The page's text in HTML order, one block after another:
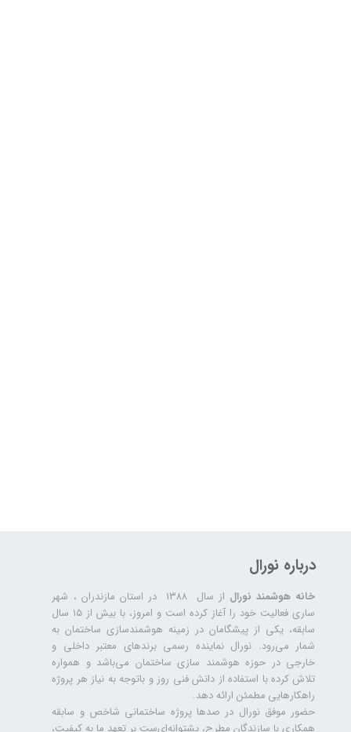
درباره نورال
خانه هوشمند نورال
از سال ۱۳۸۸ در استان مازندران ، شهر
ساری فعالیت خود را آغاز کرده است و امروز، با بیش از ۱۵ سال
سابقه، یکی از پیشگامان در زمینه هوشمندسازی ساختمان به
شمار می‌رود. نورال نماینده رسمی برندهای معتبر داخلی و
خارجی در حوزه هوشمند سازی ساختمان می‌باشد و همواره
تلاش کرده با استفاده از دانش فنی روز و باتوجه به نیاز هر پروژه
راهکارهایی مطمئن ارائه دهد.
حضور موفق نورال در صدها پروژه‌ ساختمانی شاخص و سابقه